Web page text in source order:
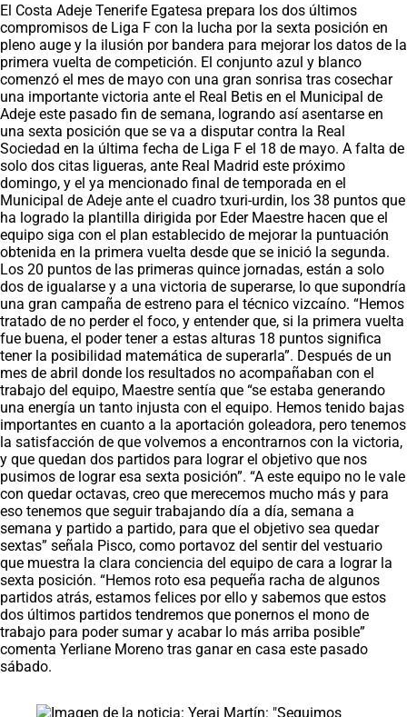
El Costa Adeje Tenerife Egatesa prepara los dos últimos
compromisos de Liga F con la lucha por la sexta posición en
pleno auge y la ilusión por bandera para mejorar los datos de la
primera vuelta de competición. El conjunto azul y blanco
comenzó el mes de mayo con una gran sonrisa tras cosechar
una importante victoria ante el Real Betis en el Municipal de
Adeje este pasado fin de semana, logrando así asentarse en
una sexta posición que se va a disputar contra la Real
Sociedad en la última fecha de Liga F el 18 de mayo. A falta de
solo dos citas ligueras, ante Real Madrid este próximo
domingo, y el ya mencionado final de temporada en el
Municipal de Adeje ante el cuadro txuri-urdin, los 38 puntos que
ha logrado la plantilla dirigida por Eder Maestre hacen que el
equipo siga con el plan establecido de mejorar la puntuación
obtenida en la primera vuelta desde que se inició la segunda.
Los 20 puntos de las primeras quince jornadas, están a solo
dos de igualarse y a una victoria de superarse, lo que supondría
una gran campaña de estreno para el técnico vizcaíno. “Hemos
tratado de no perder el foco, y entender que, si la primera vuelta
fue buena, el poder tener a estas alturas 18 puntos significa
tener la posibilidad matemática de superarla”. Después de un
mes de abril donde los resultados no acompañaban con el
trabajo del equipo, Maestre sentía que “se estaba generando
una energía un tanto injusta con el equipo. Hemos tenido bajas
importantes en cuanto a la aportación goleadora, pero tenemos
la satisfacción de que volvemos a encontrarnos con la victoria,
y que quedan dos partidos para lograr el objetivo que nos
pusimos de lograr esa sexta posición”. “A este equipo no le vale
con quedar octavas, creo que merecemos mucho más y para
eso tenemos que seguir trabajando día a día, semana a
semana y partido a partido, para que el objetivo sea quedar
sextas” señala Pisco, como portavoz del sentir del vestuario
que muestra la clara conciencia del equipo de cara a lograr la
sexta posición. “Hemos roto esa pequeña racha de algunos
partidos atrás, estamos felices por ello y sabemos que estos
dos últimos partidos tendremos que ponernos el mono de
trabajo para poder sumar y acabar lo más arriba posible”
comenta Yerliane Moreno tras ganar en casa este pasado
sábado.